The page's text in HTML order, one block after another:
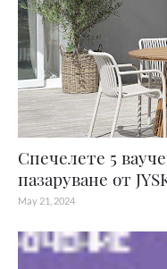
Спечелете 5
пазаруване от
May 21, 2024